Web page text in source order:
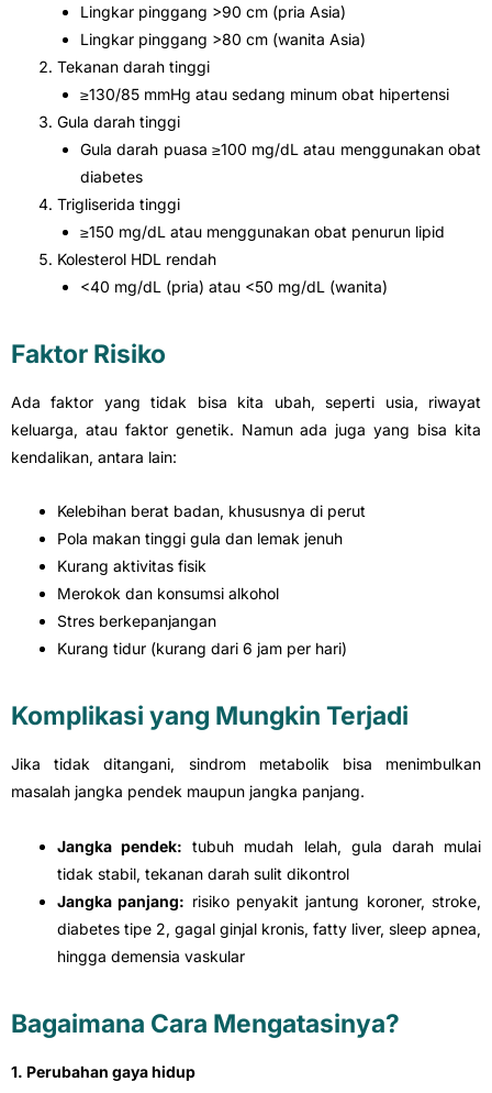
Lingkar pinggang >90 cm (pria Asia)
Lingkar pinggang >80 cm (wanita Asia)
Tekanan darah tinggi
≥130/85 mmHg atau sedang minum obat hipertensi
Gula darah tinggi
Gula darah puasa ≥100 mg/dL atau menggunakan obat
diabetes
Trigliserida tinggi
≥150 mg/dL atau menggunakan obat penurun lipid
Kolesterol HDL rendah
<40 mg/dL (pria) atau <50 mg/dL (wanita)
Faktor Risiko
Ada faktor yang tidak bisa kita ubah, seperti usia, riwayat
keluarga, atau faktor genetik. Namun ada juga yang bisa kita
kendalikan, antara lain:
Kelebihan berat badan, khususnya di perut
Pola makan tinggi gula dan lemak jenuh
Kurang aktivitas fisik
Merokok dan konsumsi alkohol
Stres berkepanjangan
Kurang tidur (kurang dari 6 jam per hari)
Komplikasi yang Mungkin Terjadi
Jika tidak ditangani, sindrom metabolik bisa menimbulkan
masalah jangka pendek maupun jangka panjang.
Jangka pendek: tubuh mudah lelah, gula darah mulai
tidak stabil, tekanan darah sulit dikontrol
Jangka panjang: risiko penyakit jantung koroner, stroke,
diabetes tipe 2, gagal ginjal kronis, fatty liver, sleep apnea,
hingga demensia vaskular
Bagaimana Cara Mengatasinya?
1. Perubahan gaya hidup